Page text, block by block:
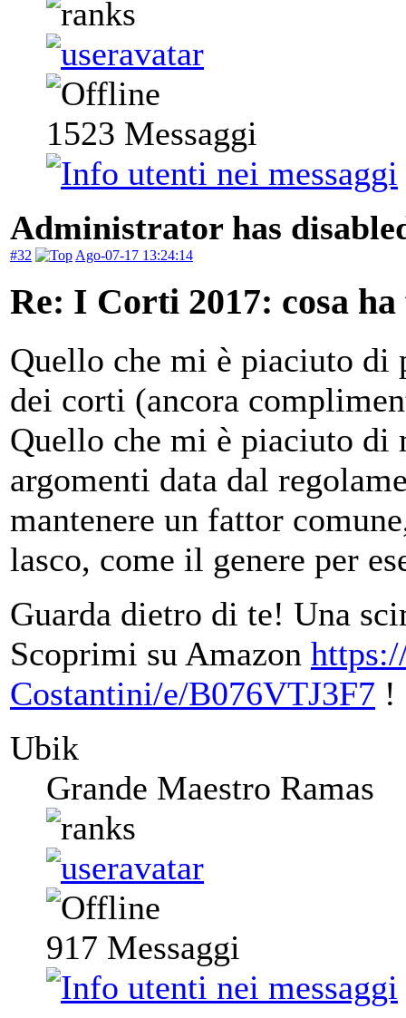
1523 Messaggi
Administrator has
#32 Ago-07-17 13:24:14
Re: I Corti 2017: cosa ha
Quello che mi è piaciuto di
dei corti (ancora
Quello che mi è piaciuto
argomenti data dal
mantenere un fattor
lasco, come il genere per
Guarda dietro di te! Una
Scoprimi su Amazon
Costantini/e/B076VTJ3F7 !
Ubik
Grande Maestro Ramas
917 Messaggi